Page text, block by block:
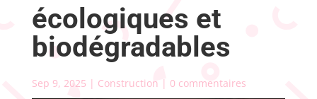
écologiques et
biodégradables
Sep 9, 2025 | Construction | 0 commentaires